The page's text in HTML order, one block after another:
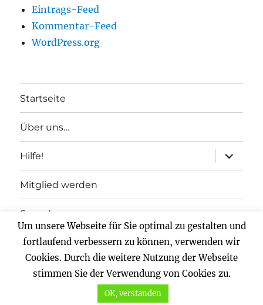
Eintrags-Feed
Kommentar-Feed
WordPress.org
Startseite
Über uns…
Hilfe!
anzeigen
Mitglied werden
Spenden
Impressum
Datenschutz
Um unsere Webseite für Sie optimal zu gestalten und
fortlaufend verbessern zu können, verwenden wir
Cookies. Durch die weitere Nutzung der Webseite
stimmen Sie der Verwendung von Cookies zu.
OK, verstanden